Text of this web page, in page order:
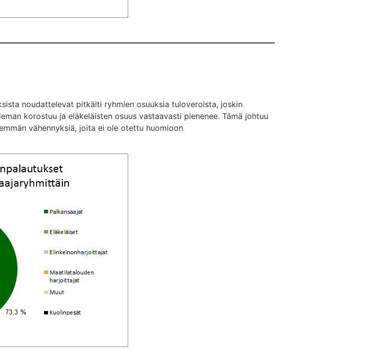
noudattelevat pitkälti ryhmien osuuksia tuloveroista, joskin
korostuu ja eläkeläisten osuus vastaavasti pienenee. Tämä johtuu
vähennyksiä, joita ei ole otettu huomioon